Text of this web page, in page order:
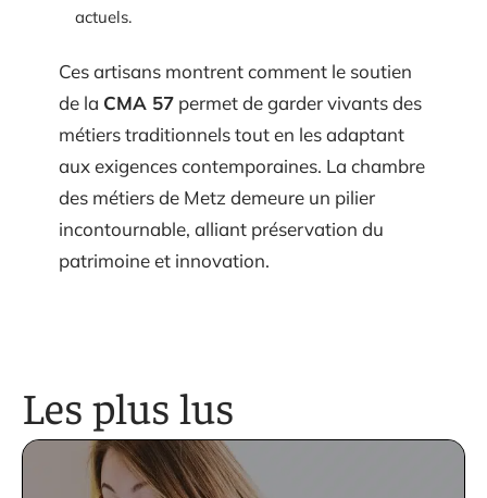
actuels.
Ces artisans montrent comment le soutien
de la CMA 57 permet de garder vivants des
métiers traditionnels tout en les adaptant
aux exigences contemporaines. La chambre
des métiers de Metz demeure un pilier
incontournable, alliant préservation du
patrimoine et innovation.
Les plus lus